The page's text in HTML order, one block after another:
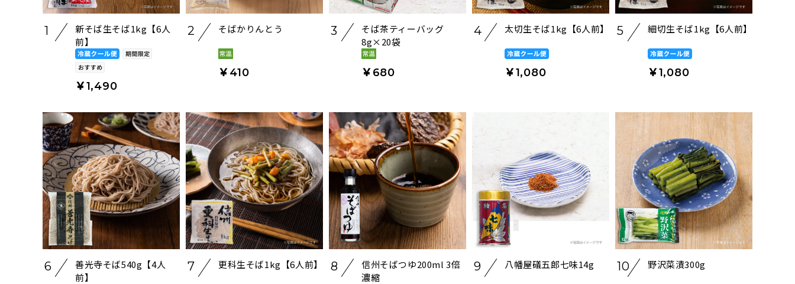
1
新そば生そば1kg【6人
前】
￥1,490
2 そばかりんとう
￥410
3
そば茶ティーバッグ
8g×20袋
￥680
4 太切生そば1kg【6人前】
￥1,080
5 細切生そば1kg【6人前】
￥1,080
6
善光寺そば540g【4人
前】
7 更科生そば1kg【6人前】 8
信州そばつゆ200ml 3倍
濃縮
9 八幡屋礒五郎七味14g 10 野沢菜漬300g